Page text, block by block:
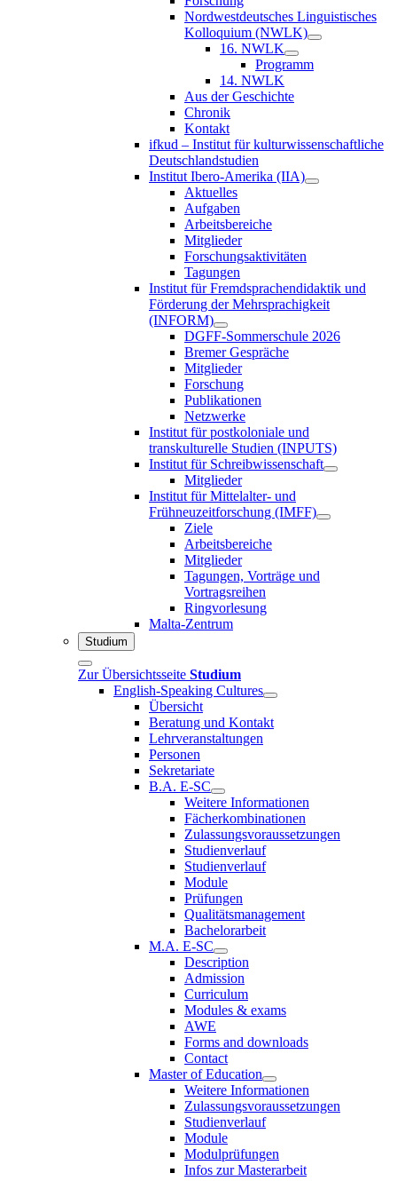
Nordwestdeutsches Linguistisches
Kolloquium (NWLK)
16. NWLK
Programm
14. NWLK
Aus der Geschichte
Chronik
Kontakt
ifkud – Institut für kulturwissenschaftliche
Deutschlandstudien
Institut Ibero-Amerika (IIA)
Aktuelles
Aufgaben
Arbeitsbereiche
Mitglieder
Forschungsaktivitäten
Tagungen
Institut für Fremdsprachendidaktik und
Förderung der Mehrsprachigkeit
(INFORM)
DGFF-Sommerschule 2026
Bremer Gespräche
Mitglieder
Forschung
Publikationen
Netzwerke
Institut für postkoloniale und
transkulturelle Studien (INPUTS)
Institut für Schreibwissenschaft
Mitglieder
Institut für Mittelalter- und
Frühneuzeitforschung (IMFF)
Ziele
Arbeitsbereiche
Mitglieder
Tagungen, Vorträge und
Vortragsreihen
Ringvorlesung
Malta-Zentrum
Studium
Zur Übersichtsseite Studium
English-Speaking Cultures
Übersicht
Beratung und Kontakt
Lehrveranstaltungen
Personen
Sekretariate
B.A. E-SC
Weitere Informationen
Fächerkombinationen
Zulassungsvoraussetzungen
Studienverlauf
Studienverlauf
Module
Prüfungen
Qualitätsmanagement
Bachelorarbeit
M.A. E-SC
Description
Admission
Curriculum
Modules & exams
AWE
Forms and downloads
Contact
Master of Education
Weitere Informationen
Zulassungsvoraussetzungen
Studienverlauf
Module
Modulprüfungen
Infos zur Masterarbeit